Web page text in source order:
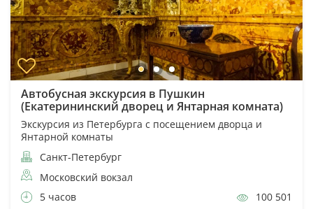
Автобусная экскурсия в Пушкин
(Екатерининский дворец и Янтарная комната)
Экскурсия из Петербурга с посещением дворца и
Янтарной комнаты
Санкт-Петербург
Московский вокзал
5 часов
100 501